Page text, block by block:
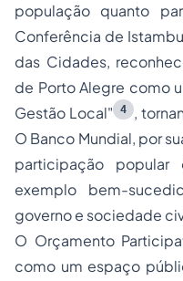
população quanto
Conferência de
das Cidades,
de Porto Alegre como
Gestão Local" 4
,
O Banco Mundial, por
participação
exemplo bem-
governo e sociedade
O Orçamento
como um espaço